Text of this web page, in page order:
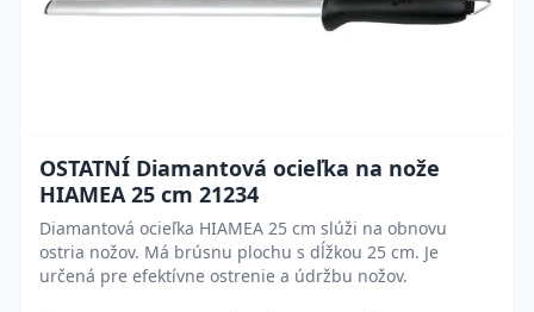
OSTATNÍ Diamantová ocieľka na nože
HIAMEA 25 cm 21234
Diamantová ocieľka HIAMEA 25 cm slúži na obnovu
ostria nožov. Má brúsnu plochu s dĺžkou 25 cm. Je
určená pre efektívne ostrenie a údržbu nožov.